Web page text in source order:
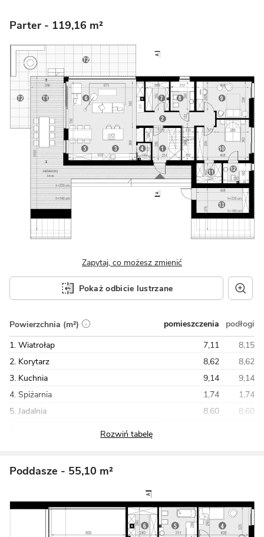
Parter - 119,16 m²
Zapytaj, co możesz zmienić
Pokaż odbicie lustrzane
Powierzchnia (m²) pomieszczenia
podłogi
1. Wiatrołap
7,11
8,15
2. Korytarz
8,62
8,62
3. Kuchnia
9,14
9,14
4. Spiżarnia
1,74
1,74
5. Jadalnia
8,60
8,60
Poddasze - 55,10 m²